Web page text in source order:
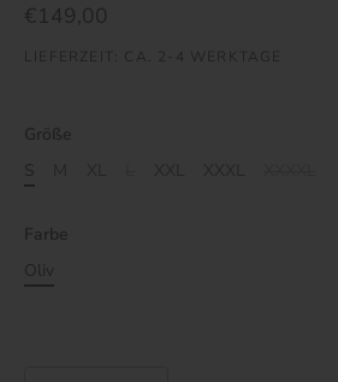
€149,00
LIEFERZEIT: CA. 2-4 WERKTAGE
Größe
S
Farbe
Oliv